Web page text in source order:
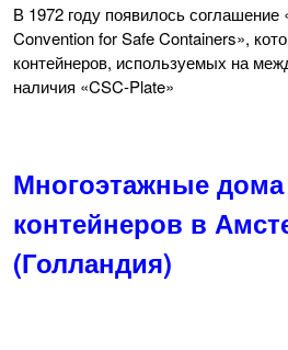
В 1972 году появилось соглашение
Convention for Safe Containers»,
контейнеров, используемых на
наличия «CSC-Plate»
Многоэтажные дома
контейнеров в
(Голландия)